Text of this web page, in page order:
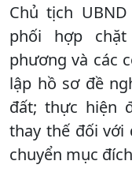
Chủ tịch
phối hợp
phương và các
lập hồ sơ đề
đất; thực hiện
thay thế đối với
chuyển mục